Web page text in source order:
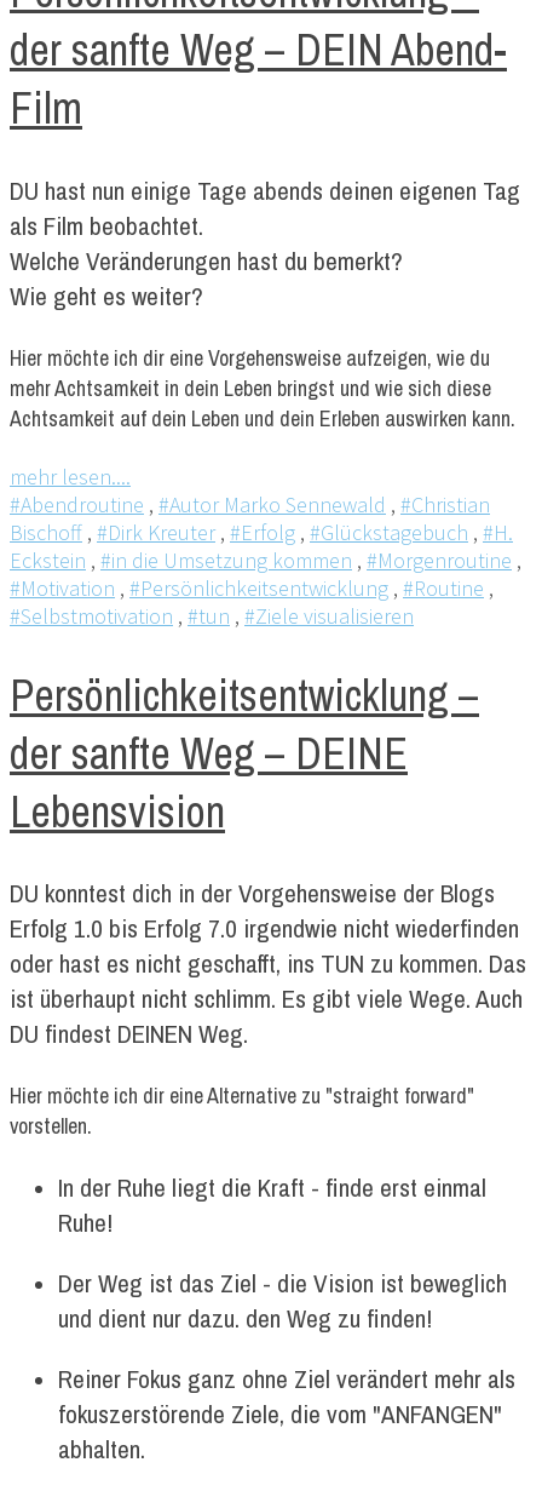
der sanfte Weg – DEIN Abend-
Film
DU hast nun einige Tage abends deinen eigenen Tag
als Film beobachtet.
Welche Veränderungen hast du bemerkt?
Wie geht es weiter?
Hier möchte ich dir eine Vorgehensweise aufzeigen, wie du
mehr Achtsamkeit in dein Leben bringst und wie sich diese
Achtsamkeit auf dein Leben und dein Erleben auswirken kann.
mehr lesen....
#Abendroutine , #Autor Marko Sennewald , #Christian
Bischoff , #Dirk Kreuter, #Erfolg , #Glückstagebuch , #H.
Eckstein , #in die Umsetzung kommen , #Morgenroutine ,
#Motivation , #Persönlichkeitsentwicklung , #Routine ,
#Selbstmotivation , #tun , #Ziele visualisieren
Persönlichkeitsentwicklung –
der sanfte Weg – DEINE
Lebensvision
DU konntest dich in der Vorgehensweise der Blogs
Erfolg 1.0 bis Erfolg 7.0 irgendwie nicht wiederfinden
oder hast es nicht geschafft, ins TUN zu kommen. Das
ist überhaupt nicht schlimm. Es gibt viele Wege. Auch
DU findest DEINEN Weg.
Hier möchte ich dir eine Alternative zu "straight forward"
vorstellen.
In der Ruhe liegt die Kraft - finde erst einmal
Ruhe!
Der Weg ist das Ziel - die Vision ist beweglich
und dient nur dazu. den Weg zu finden!
Reiner Fokus ganz ohne Ziel verändert mehr als
fokuszerstörende Ziele, die vom "ANFANGEN"
abhalten.